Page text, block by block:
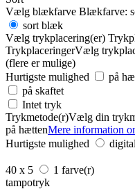
Vælg blækfarve Blækfarve:
sort blæk
Vælg trykplacering(er)
TrykplaceringerVælg
(flere er mulige)
Hurtigste mulighed
på
på skaftet
Intet tryk
Trykmetode(r)Vælg din
på hættenMere information
Hurtigste mulighed
40 x 5
1 farve(r)
tampotryk